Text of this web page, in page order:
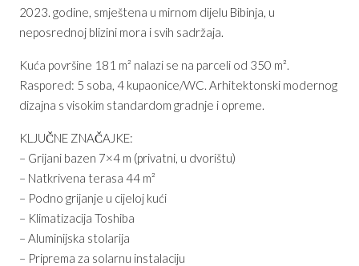
2023. godine, smještena u mirnom dijelu Bibinja, u
neposrednoj blizini mora i svih sadržaja.
Kuća površine 181 m² nalazi se na parceli od 350 m².
Raspored: 5 soba, 4 kupaonice/WC. Arhitektonski modernog
dizajna s visokim standardom gradnje i opreme.
KLJUČNE ZNAČAJKE:
– Grijani bazen 7×4 m (privatni, u dvorištu)
– Natkrivena terasa 44 m²
– Podno grijanje u cijeloj kući
– Klimatizacija Toshiba
– Aluminijska stolarija
– Priprema za solarnu instalaciju